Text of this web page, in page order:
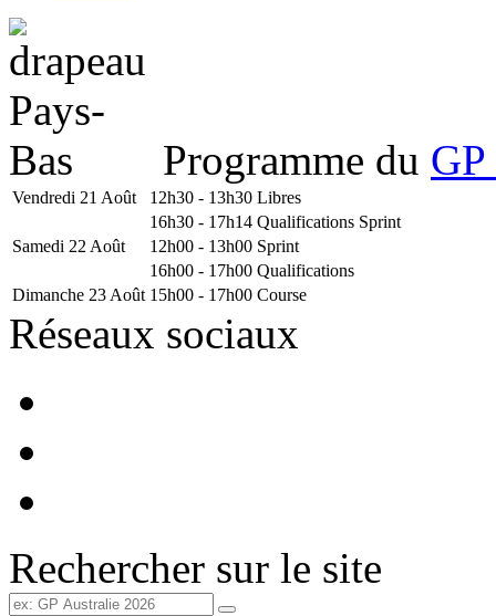
Programme du
Vendredi 21 Août 12h30 - 13h30 Libres
16h30 - 17h14 Qualifications Sprint
Samedi 22 Août
12h00 - 13h00 Sprint
16h00 - 17h00 Qualifications
Dimanche 23 Août 15h00 - 17h00 Course
Réseaux sociaux
Rechercher sur le site